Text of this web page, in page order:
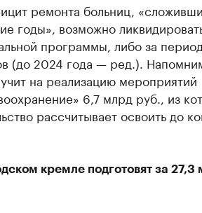
ремонта больниц,
годы», возможно
программы, либо за период
(до 2024 года — ред.).
на реализацию мероприятий
6,7 млрд руб., из
рассчитывает освоить до
кремле подготовят за 27,3